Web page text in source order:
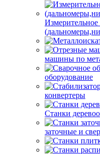
Измерительное
машины по
оборудование
конвертеры
Станки
заточные и